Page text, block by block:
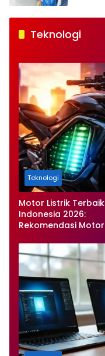
Teknologi
Teknologi
Motor Listrik Terbaik
Indonesia 2026:
Rekomendasi Motor
Ramah Lingkungan